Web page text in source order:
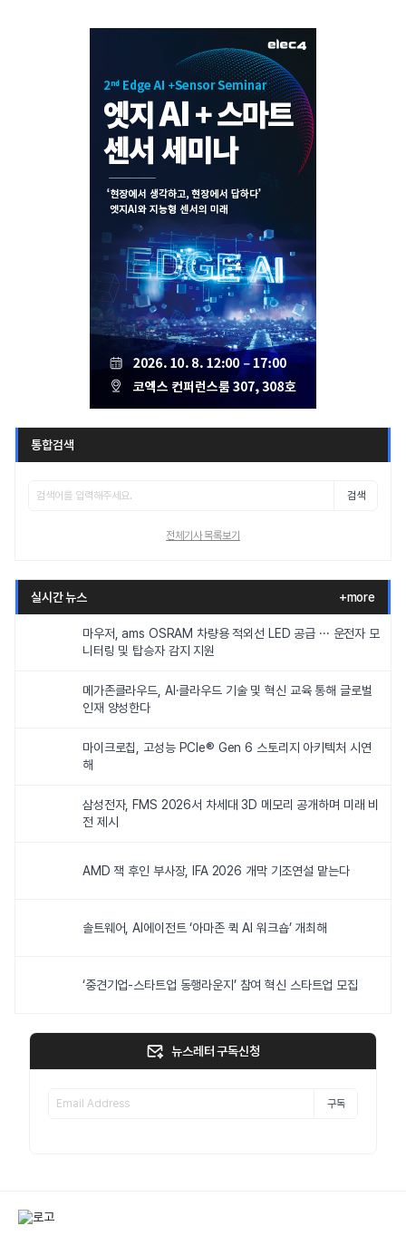
통합검색
검색
전체기사 목록보기
실시간 뉴스 +more
마우저, ams OSRAM 차량용 적외선 LED 공급 ··· 운전자 모
니터링 및 탑승자 감지 지원
메가존클라우드, AI·클라우드 기술 및 혁신 교육 통해 글로벌
인재 양성한다
마이크로칩, 고성능 PCIe® Gen 6 스토리지 아키텍처 시연
해
삼성전자, FMS 2026서 차세대 3D 메모리 공개하며 미래 비
전 제시
AMD 잭 후인 부사장, IFA 2026 개막 기조연설 맡는다
솔트웨어, AI에이전트 ‘아마존 퀵 AI 워크숍’ 개최해
‘중견기업-스타트업 동행라운지’ 참여 혁신 스타트업 모집
뉴스레터 구독신청
구독